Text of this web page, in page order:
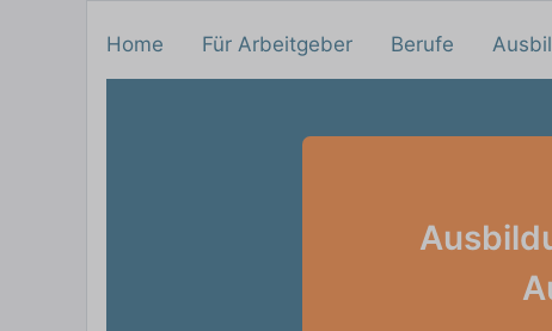
Home Für Arbeitgeber Berufe